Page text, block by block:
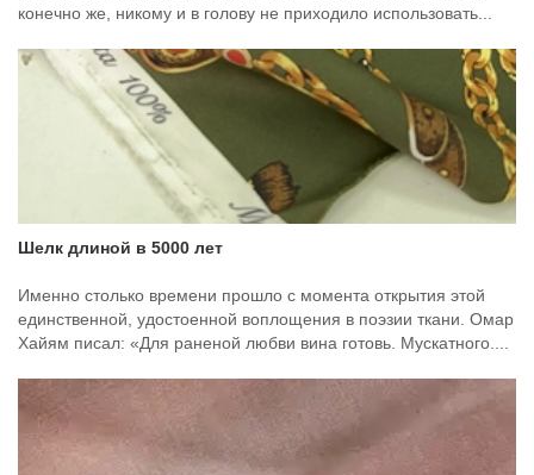
конечно же, никому и в голову не приходило использовать...
Шелк длиной в 5000 лет
Именно столько времени прошло с момента открытия этой
единственной, удостоенной воплощения в поэзии ткани. Омар
Хайям писал: «Для раненой любви вина готовь. Мускатного....